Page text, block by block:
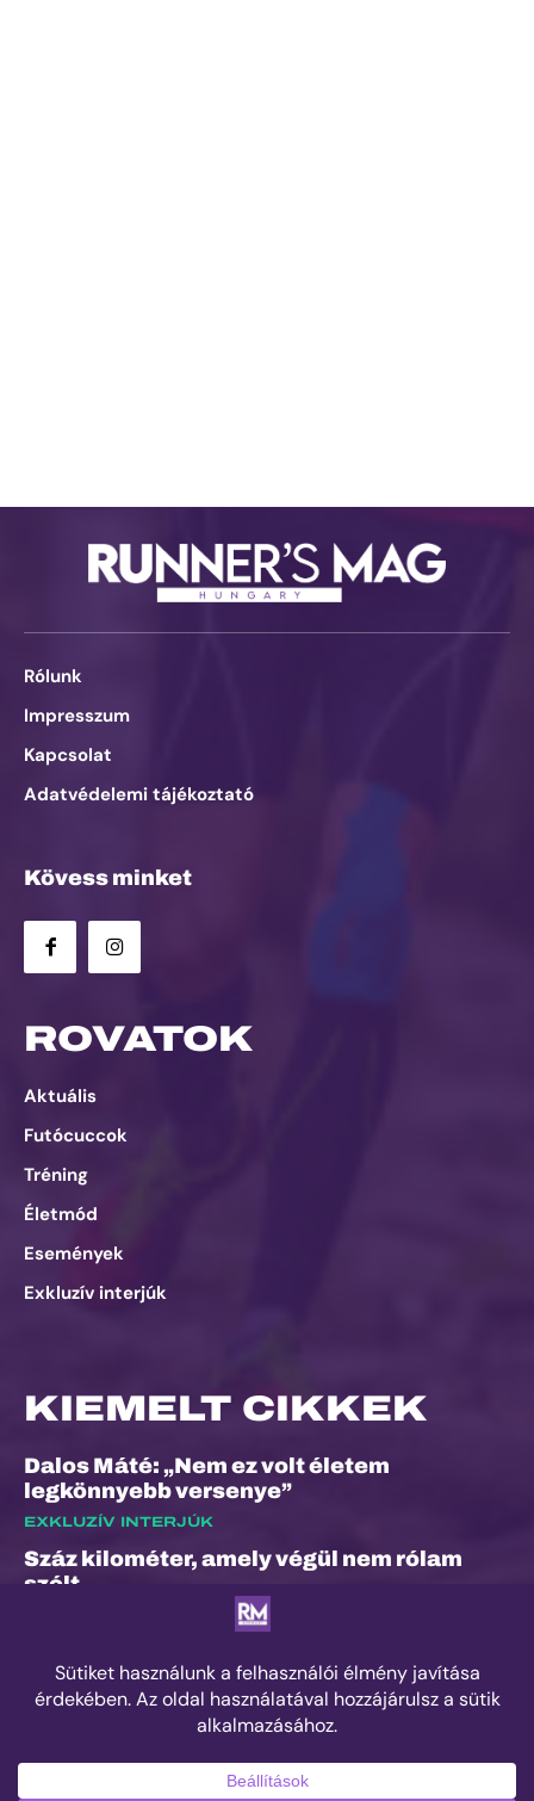
Rólunk
Impresszum
Kapcsolat
Adatvédelemi tájékoztató
Kövess minket
ROVATOK
Aktuális
Futócuccok
Tréning
Életmód
Események
Exkluzív interjúk
KIEMELT CIKKEK
Dalos Máté: „Nem ez volt életem
legkönnyebb versenye”
EXKLUZÍV INTERJÚK
Száz kilométer, amely végül nem rólam
szólt
fájdalom és a szenvedés nem rossz dolog”
– Interjú Lénárt Krisztiánnal, a Daráló új
pályacsúcstartójával
EDZÉS